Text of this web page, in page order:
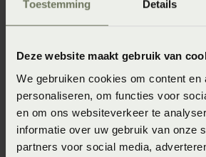
Toestemming Details
Deze website maakt gebruik van
We gebruiken cookies om content en
personaliseren, om functies voor
en om ons websiteverkeer te
informatie over uw gebruik van onze
partners voor social media,
voldoende kunnen ademen. Daarbij
de tijk van het matras polyester is
zaken die van invloed kunnen zijn op
op je matras.